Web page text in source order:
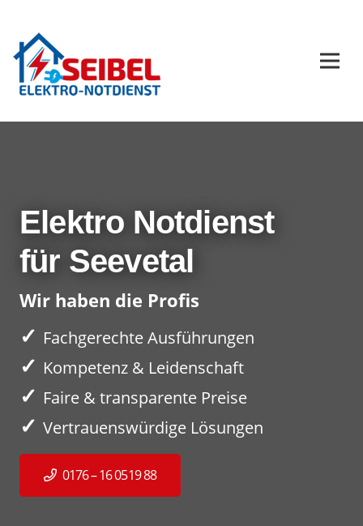
Elektro Notdienst
für Seevetal
Wir haben die Profis
✓ Fachgerechte Ausführungen
✓ Kompetenz & Leidenschaft
✓ Faire & transparente Preise
✓ Vertrauenswürdige Lösungen
0176 – 16 0519 88